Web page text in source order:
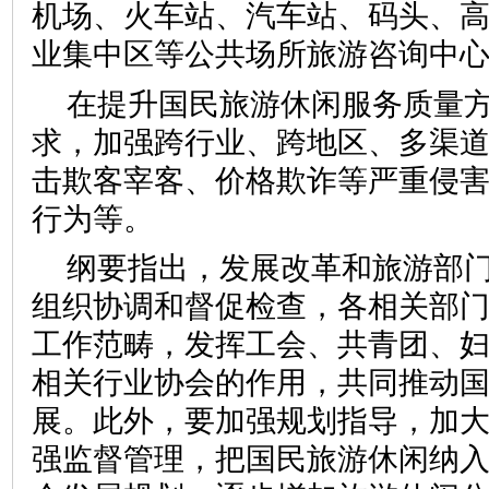
机场、火车站、汽车站、码头、
业集中区等公共场所旅游咨询中
在提升国民旅游休闲服务质量
求，加强跨行业、跨地区、多渠
击欺客宰客、价格欺诈等严重侵
行为等。
纲要指出，发展改革和旅游部
组织协调和督促检查，各相关部
工作范畴，发挥工会、共青团、
相关行业协会的作用，共同推动
展。此外，要加强规划指导，加
强监督管理，把国民旅游休闲纳